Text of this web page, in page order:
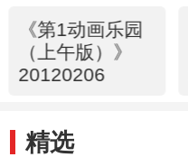
《第1动画乐园
（上午版）》
20120206
精选